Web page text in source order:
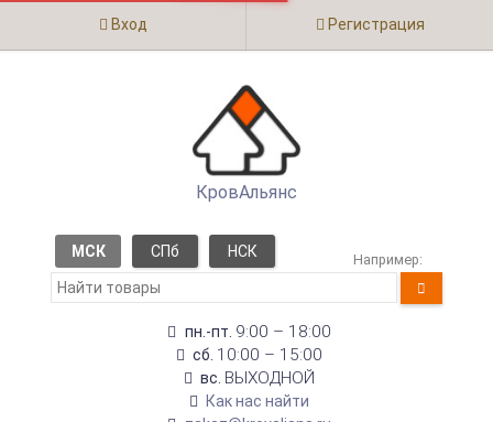
Вход Регистрация
КровАльянс
МСК СПб НСК Например:
пн.-пт. 9:00 – 18:00
сб. 10:00 – 15:00
вс. ВЫХОДНОЙ
Как нас найти